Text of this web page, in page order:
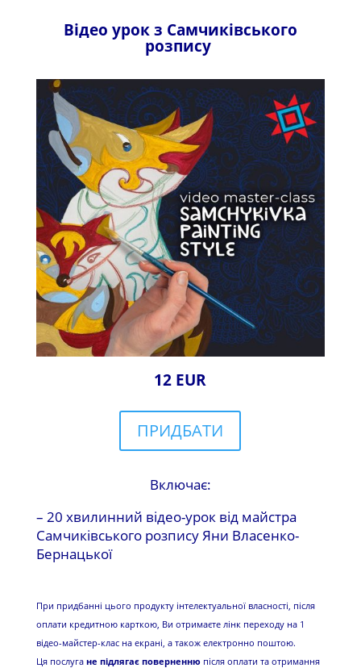
Відео урок з Самчиківського
розпису
12 EUR
ПРИДБАТИ
Включає:
– 20 хвилинний відео-урок від майстра
Самчиківського розпису Яни Власенко-
Бернацької
При придбанні цього продукту інтелектуальної власності, після
оплати кредитною карткою, Ви отримаєте лінк переходу на 1
відео-майстер-клас на екрані, а також електронно поштою.
Ця послуга не підлягає поверненню після оплати та отримання